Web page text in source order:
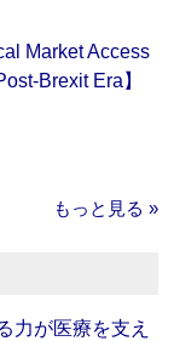
Market Access
Brexit Era】
もっと見る »
力が医療を支え